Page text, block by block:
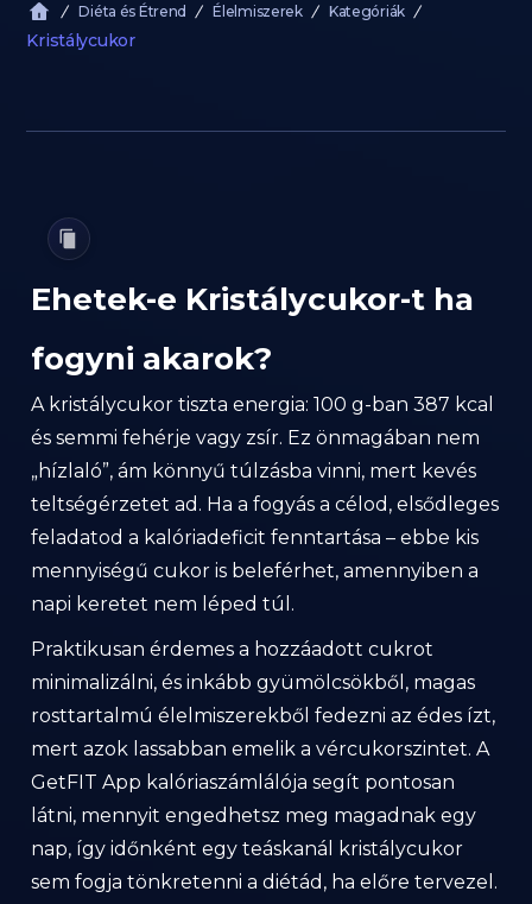
Diéta és Étrend Élelmiszerek Kategóriák
Kristálycukor
Ehetek-e Kristálycukor-t ha
fogyni akarok?
A kristálycukor tiszta energia: 100 g-ban 387 kcal
és semmi fehérje vagy zsír. Ez önmagában nem
„hízlaló”, ám könnyű túlzásba vinni, mert kevés
teltségérzetet ad. Ha a fogyás a célod, elsődleges
feladatod a kalóriadeficit fenntartása – ebbe kis
mennyiségű cukor is beleférhet, amennyiben a
napi keretet nem léped túl.
Praktikusan érdemes a hozzáadott cukrot
minimalizálni, és inkább gyümölcsökből, magas
rosttartalmú élelmiszerekből fedezni az édes ízt,
mert azok lassabban emelik a vércukorszintet. A
GetFIT App kalóriaszámlálója segít pontosan
látni, mennyit engedhetsz meg magadnak egy
nap, így időnként egy teáskanál kristálycukor
sem fogja tönkretenni a diétád, ha előre tervezel.